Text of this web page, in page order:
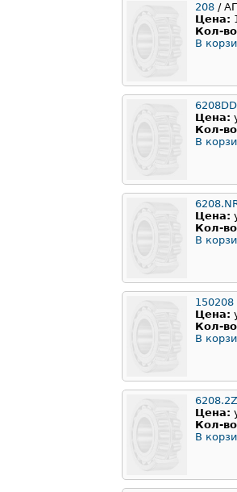
208 /
Цена:
Кол-
В
Цена:
Кол-
В
Цена:
Кол-
В
150208
Цена:
Кол-
В
6208.2Z
Цена:
Кол-
В